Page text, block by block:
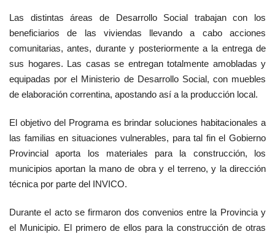
Las distintas áreas de Desarrollo Social trabajan con los
beneficiarios de las viviendas llevando a cabo acciones
comunitarias, antes, durante y posteriormente a la entrega de
sus hogares. Las casas se entregan totalmente amobladas y
equipadas por el Ministerio de Desarrollo Social, con muebles
de elaboración correntina, apostando así a la producción local.
El objetivo del Programa es brindar soluciones habitacionales a
las familias en situaciones vulnerables, para tal fin el Gobierno
Provincial aporta los materiales para la construcción, los
municipios aportan la mano de obra y el terreno, y la dirección
técnica por parte del INVICO.
Durante el acto se firmaron dos convenios entre la Provincia y
el Municipio. El primero de ellos para la construcción de otras